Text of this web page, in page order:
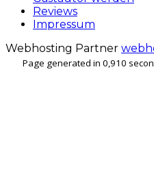
Reviews
Impressum
Webhosting Partner
Page generated in 0,910